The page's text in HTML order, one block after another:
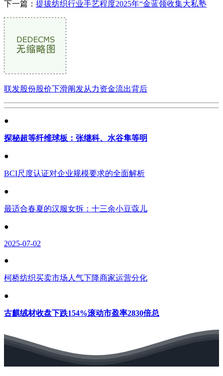
下一篇： 提拔纺织行业手艺程度2025年“金蓝领收集大私塾
联发股份股价下滑阐发从力资金流出背后
●
探秘超等纤维球板：张继科、水谷隼等明
●
BCI尺度认证对企业规模要求的全面解析
●
最适合春夏的汉服女拆：十三余小豆蔻儿
●
2025-07-02
●
柯桥纺织买卖市场人气下降商家运营分化
●
古麒绒材收盘下跌154%滚动市盈率2830倍总